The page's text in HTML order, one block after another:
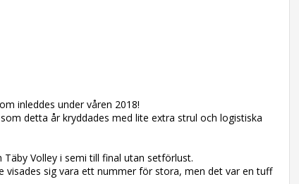
inleddes under våren 2018!
detta år kryddades med lite extra strul och logistiska
Volley i semi till final utan setförlust.
visades sig vara ett nummer för stora, men det var en tuff